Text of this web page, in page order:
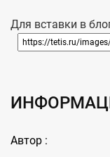
Для вставки в
Автор :